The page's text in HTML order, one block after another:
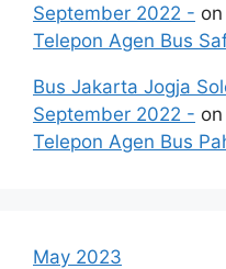
September 2022 - on
Telepon Agen Bus
Bus Jakarta Jogja
September 2022 - on
Telepon Agen Bus
May 2023